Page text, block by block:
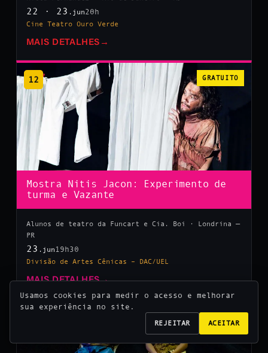
22 · 23 .jun20h
Cine Teatro Ouro Verde
MAIS DETALHES →
12 GRATUITO
Mostra Nitis Jacon: Experimento de
turma e Vazante
Alunos de teatro da Funcart e Cia. Boi · Londrina —
PR
23 .jun 19h30
Divisão de Artes Cênicas – DAC/UEL
MAIS DETALHES→
Usamos cookies para medir o acesso e melhorar
sua experiência no site.
REJEITAR ACEITAR